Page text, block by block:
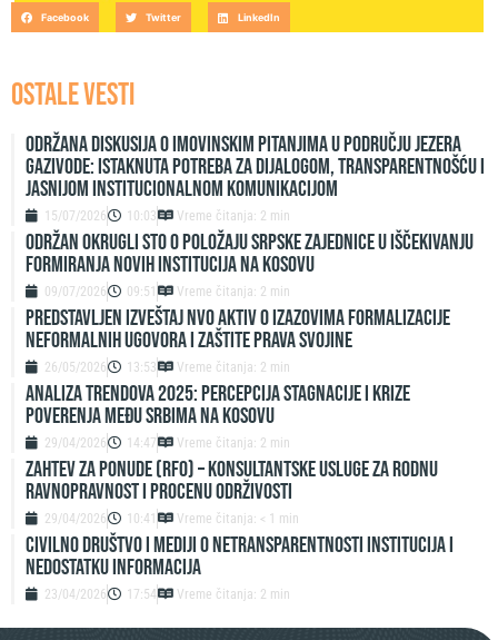
Facebook Twitter LinkedIn
OSTALE VESTI
Održana diskusija o imovinskim pitanjima u području jezera
Gazivode: Istaknuta potreba za dijalogom, transparentnošću i
jasnijom institucionalnom komunikacijom
15/07/2026 10:03 Vreme čitanja: 2 min
ODRŽAN OKRUGLI STO O POLOŽAJU SRPSKE ZAJEDNICE U IŠČEKIVANJU
FORMIRANJA NOVIH INSTITUCIJA NA KOSOVU
09/07/2026 09:51 Vreme čitanja: 2 min
Predstavljen izveštaj NVO Aktiv o izazovima formalizacije
neformalnih ugovora i zaštite prava svojine
26/05/2026 13:53 Vreme čitanja: 2 min
ANALIZA TRENDOVA 2025: PERCEPCIJA STAGNACIJE I KRIZE
POVERENJA MEĐU SRBIMA NA KOSOVU
29/04/2026 14:47 Vreme čitanja: 2 min
ZAHTEV ZA PONUDE (RFO) – Konsultantske usluge za rodnu
ravnopravnost i procenu održivosti
29/04/2026 10:41 Vreme čitanja: < 1 min
Civilno društvo i mediji o netransparentnosti institucija i
nedostatku informacija
23/04/2026 17:54 Vreme čitanja: 2 min